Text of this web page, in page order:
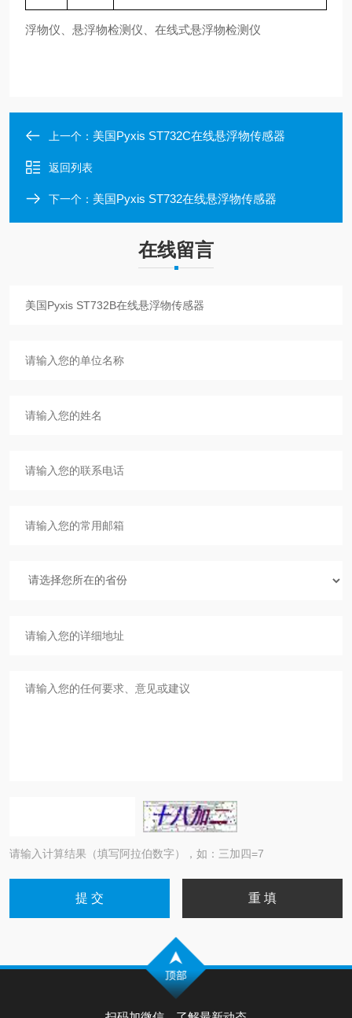
浮物仪、悬浮物检测仪、在线式悬浮物检测仪
上一个： 美国Pyxis ST732C在线悬浮物传感器
返回列表
下一个： 美国Pyxis ST732在线悬浮物传感器
在线留言
请输入计算结果（填写阿拉伯数字），如：三加四=7